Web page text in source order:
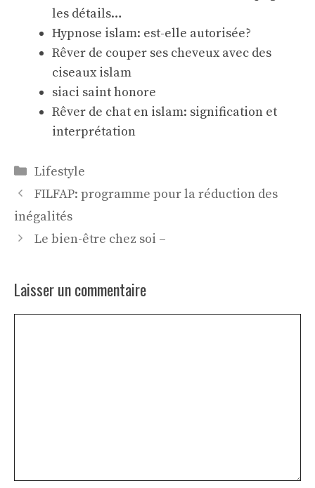
les détails…
Hypnose islam: est-elle autorisée?
Rêver de couper ses cheveux avec des
ciseaux islam
siaci saint honore
Rêver de chat en islam: signification et
interprétation
Catégories
Lifestyle
FILFAP: programme pour la réduction des
inégalités
Le bien-être chez soi –
Laisser un commentaire